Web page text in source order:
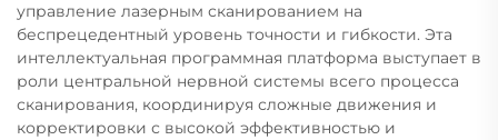
управление лазерным сканированием на
беспрецедентный уровень точности и гибкости. Эта
интеллектуальная программная платформа выступает в
роли центральной нервной системы всего процесса
сканирования, координируя сложные движения и
корректировки с высокой эффективностью и